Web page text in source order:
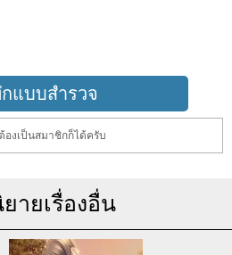
องเป็นสมาชิกก็ได้ครับ
ายเรื่องอื่น